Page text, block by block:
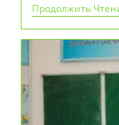
Продолжить